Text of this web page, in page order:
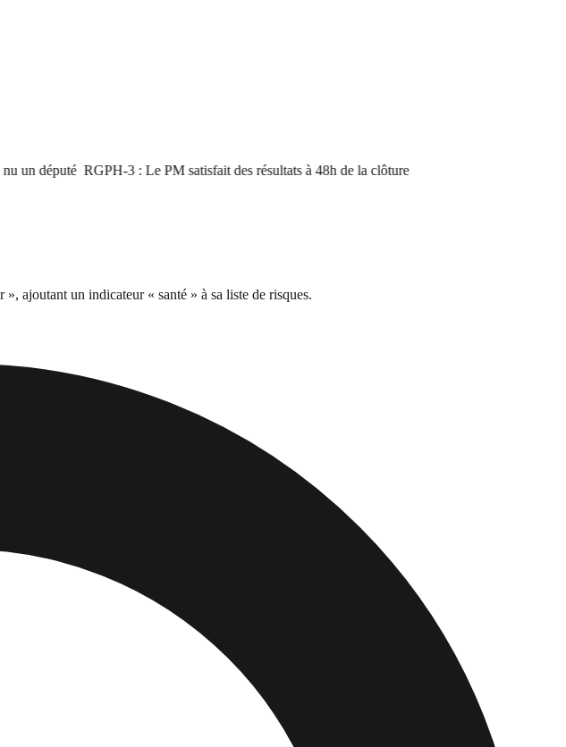
un députéRGPH-3 : Le PM satisfait des résultats à 48h de la clôture
ajoutant un indicateur « santé » à sa liste de risques.